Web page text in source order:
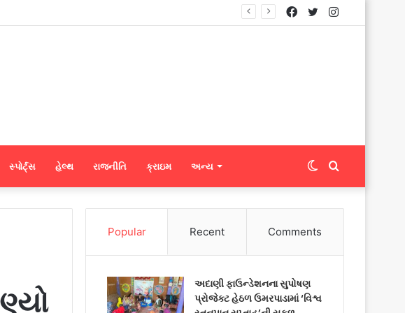
આધુનિક ગારમેન્ટ યુનિટ્સને ફેબ્રિક એક્સપોર્ટ કરી શકશે Instagram
Twitter
Facebook
સ્પોર્ટ્સ હેલ્થ રાજનીતિ ક્રાઇમ અન્ય Search
for
Switch
skin
Popular Recent Comments
અદાણી ફાઉન્ડેશનના સુપોષણ
પ્રોજેક્ટ હેઠળ ઉમરપાડામાં ‘વિશ્વ